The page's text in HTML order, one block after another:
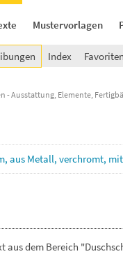
Mustervorlagen
Index Favoriten
- Ausstattung, Elemente,
aus Metall, verchromt, mit
aus dem Bereich